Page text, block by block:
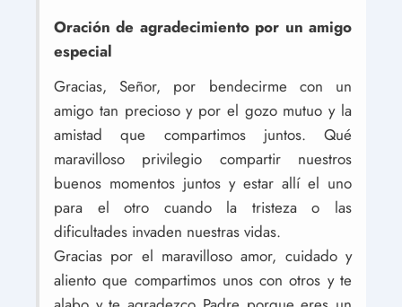
Oración de agradecimiento por un amigo
especial
Gracias, Señor, por bendecirme con un
amigo tan precioso y por el gozo mutuo y la
amistad que compartimos juntos. Qué
maravilloso privilegio compartir nuestros
buenos momentos juntos y estar allí el uno
para el otro cuando la tristeza o las
dificultades invaden nuestras vidas.
Gracias por el maravilloso amor, cuidado y
aliento que compartimos unos con otros y te